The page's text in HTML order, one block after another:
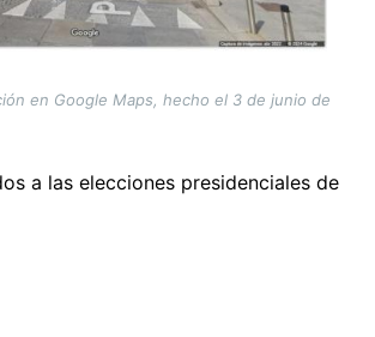
en Google Maps, hecho el 3 de junio de
a las elecciones presidenciales de